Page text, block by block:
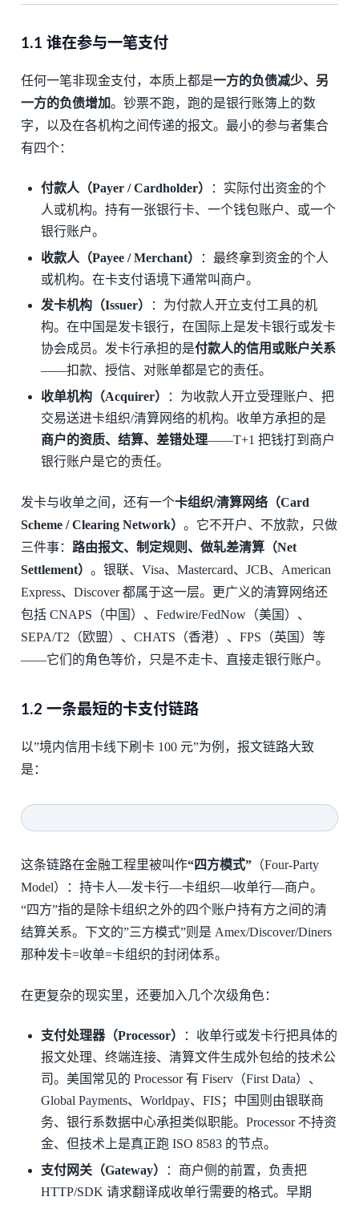
1.1 谁在参与一笔支付
任何一笔非现金支付，本质上都是一方的负债减少、另
一方的负债增加。钞票不跑，跑的是银行账簿上的数
字，以及在各机构之间传递的报文。最小的参与者集合
有四个：
付款人（Payer / Cardholder）
：实际付出资金的个
人或机构。持有一张银行卡、一个钱包账户、或一个
银行账户。
收款人（Payee / Merchant）
：最终拿到资金的个人
或机构。在卡支付语境下通常叫商户。
发卡机构（Issuer）
：为付款人开立支付工具的机
构。在中国是发卡银行，在国际上是发卡银行或发卡
协会成员。发卡行承担的是付款人的信用或账户关系
——扣款、授信、对账单都是它的责任。
收单机构（Acquirer）
：为收款人开立受理账户、把
交易送进卡组织/清算网络的机构。收单方承担的是
商户的资质、结算、差错处理——T+1 把钱打到商户
银行账户是它的责任。
发卡与收单之间，还有一个卡组织/清算网络（Card
Scheme / Clearing Network） 。它不开户、不放款，只做
三件事： 路由报文、制定规则、做轧差清算（Net
Settlement） 。银联、Visa、Mastercard、JCB、American
Express、Discover 都属于这一层。更广义的清算网络还
包括 CNAPS（中国）、Fedwire/FedNow（美国）、
SEPA/T2（欧盟）、CHATS（香港）、FPS（英国）等
——它们的角色等价，只是不走卡、直接走银行账户。
1.2 一条最短的卡支付链路
以”境内信用卡线下刷卡 100 元”为例，报文链路大致
是：
这条链路在金融工程里被叫作“四方模式”（Four-Party
Model）：持卡人—发卡行—卡组织—收单行—商户。
“四方”指的是除卡组织之外的四个账户持有方之间的清
结算关系。下文的”三方模式”则是 Amex/Discover/Diners
那种发卡=收单=卡组织的封闭体系。
在更复杂的现实里，还要加入几个次级角色：
支付处理器（Processor）
：收单行或发卡行把具体的
报文处理、终端连接、清算文件生成外包给的技术公
司。美国常见的 Processor 有 Fiserv（First Data）、
Global Payments、Worldpay、FIS；中国则由银联商
务、银行系数据中心承担类似职能。Processor 不持资
金、但技术上是真正跑 ISO 8583 的节点。
支付网关（Gateway）
：商户侧的前置，负责把
HTTP/SDK 请求翻译成收单行需要的格式。早期